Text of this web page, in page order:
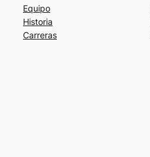
Equipo
Historia
Carreras